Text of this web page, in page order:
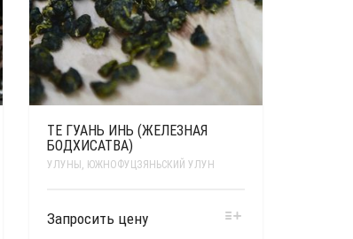
ТЕ ГУАНЬ ИНЬ (ЖЕЛЕЗНАЯ
БОДХИСАТВА)
УЛУНЫ , ЮЖНОФУЦЗЯНЬСКИЙ УЛУН
Запросить цену